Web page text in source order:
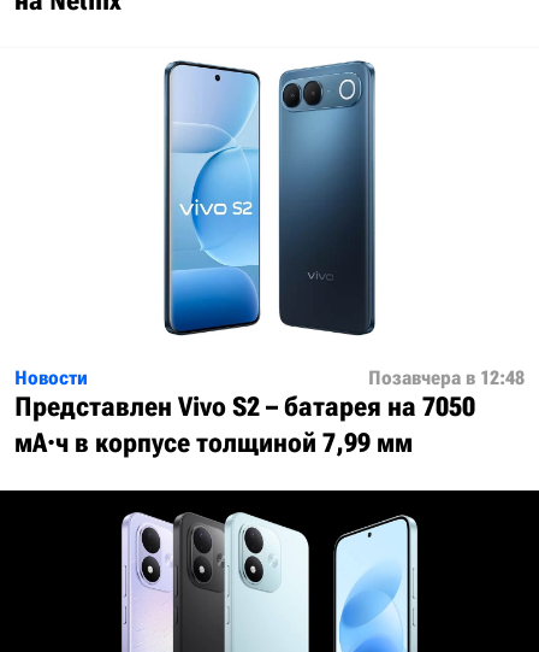
Новости Позавчера в 12:48
Представлен Vivo S2 – батарея на 7050
мА·ч в корпусе толщиной 7,99 мм